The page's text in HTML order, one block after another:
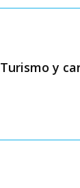
Turismo y